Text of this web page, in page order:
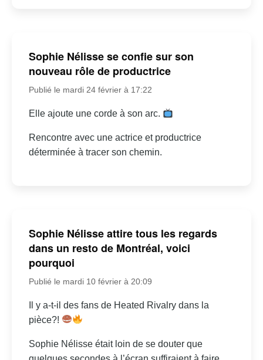
Sophie Nélisse se confie sur son
nouveau rôle de productrice
Publié le mardi 24 février à 17:22
Elle ajoute une corde à son arc.
Rencontre avec une actrice et productrice
déterminée à tracer son chemin.
Sophie Nélisse attire tous les regards
dans un resto de Montréal, voici
pourquoi
Publié le mardi 10 février à 20:09
Il y a-t-il des fans de Heated Rivalry dans la
pièce?!
Sophie Nélisse était loin de se douter que